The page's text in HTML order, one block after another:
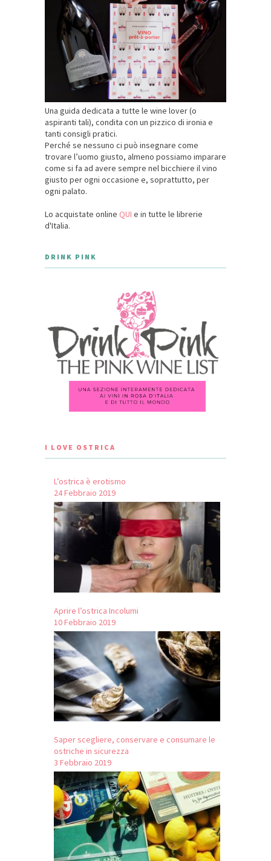
Una guida dedicata a tutte le wine lover (o
aspiranti tali), condita con un pizzico di ironia e
tanti consigli pratici.
Perché se nessuno ci può insegnare come
trovare l’uomo giusto, almeno possiamo imparare
come si fa ad avere sempre nel bicchiere il vino
giusto per ogni occasione e, soprattutto, per
ogni palato.
Lo acquistate online QUI e in tutte le librerie
d'Italia.
DRINK PINK
I LOVE OSTRICA
L’ostrica è erotismo
24 Febbraio 2019
Aprire l’ostrica Incolumi
10 Febbraio 2019
Saper scegliere, conservare e consumare le
ostriche in sicurezza
3 Febbraio 2019